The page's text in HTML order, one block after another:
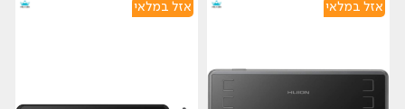
אזל במלאי אזל במלאי